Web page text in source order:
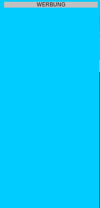
WERBUNG